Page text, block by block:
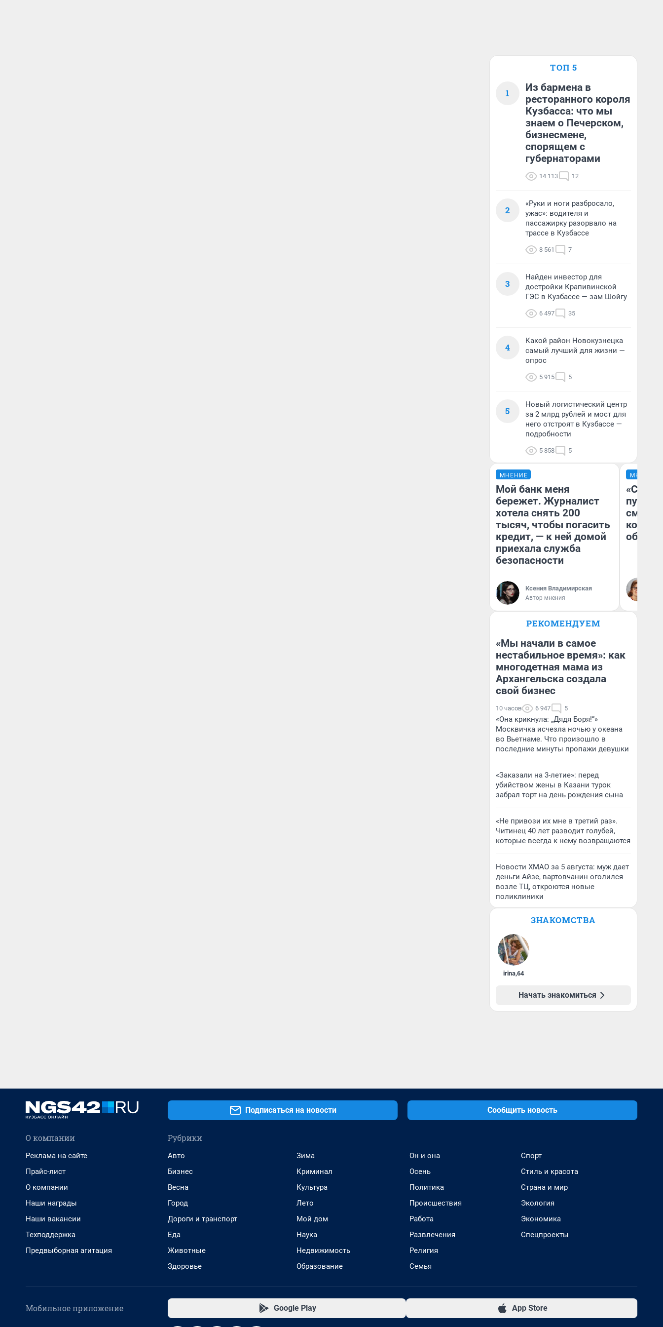
ТОП 5
1
Из бармена в
ресторанного короля
Кузбасса: что мы
знаем о Печерском,
бизнесмене,
спорящем с
губернаторами
14 113 12
2
«Руки и ноги разбросало,
ужас»: водителя и
пассажирку разорвало на
трассе в Кузбассе
8 561 7
3
Найден инвестор для
достройки Крапивинской
ГЭС в Кузбассе — зам Шойгу
6 497 35
4
Какой район Новокузнецка
самый лучший для жизни —
опрос
5 915 5
5
Новый логистический центр
за 2 млрд рублей и мост для
него отстроят в Кузбассе —
подробности
5 858 5
МНЕНИЕ
Мой банк меня
бережет. Журналист
хотела снять 200
тысяч, чтобы погасить
кредит, — к ней домой
приехала служба
безопасности
Ксения Владимирская
Автор мнения
МНЕНИЕ
РЕКОМЕНДУЕМ
«Мы начали в самое
нестабильное время»: как
многодетная мама из
Архангельска создала
свой бизнес
10 часов 6 947 5
«Она крикнула: „Дядя Боря!“»
Москвичка исчезла ночью у океана
во Вьетнаме. Что произошло в
последние минуты пропажи девушки
«Заказали на 3-летие»: перед
убийством жены в Казани турок
забрал торт на день рождения сына
«Не привози их мне в третий раз».
Читинец 40 лет разводит голубей,
которые всегда к нему возвращаются
Новости ХМАО за 5 августа: муж дает
деньги Айзе, вартовчанин оголился
возле ТЦ, откроются новые
поликлиники
ЗНАКОМСТВА
irina,64
Начать знакомиться
Подписаться на новости Сообщить новость
О компании
Реклама на сайте
Прайс-лист
О компании
Наши награды
Наши вакансии
Техподдержка
Предвыборная агитация
Рубрики
Авто
Бизнес
Весна
Город
Дороги и транспорт
Еда
Животные
Здоровье
Зима
Криминал
Культура
Лето
Мой дом
Наука
Недвижимость
Образование
Он и она
Осень
Политика
Происшествия
Работа
Развлечения
Религия
Семья
Спорт
Стиль и красота
Страна и мир
Экология
Экономика
Спецпроекты
Мобильное приложение Google Play App Store